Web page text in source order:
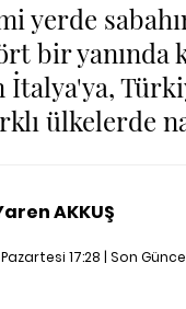
yerde
bir yanında
ülkelerde
AKKUŞ
17:28 | Son